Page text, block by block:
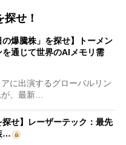
せ！
の爆騰株」を探せ】トーメン
通じて世界のAIメモリ需
に出演するグローバルリン
、最新…
探せ】レーザーテック：最先
…